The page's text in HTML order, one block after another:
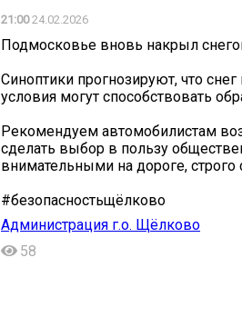
21:0024.02.2026
Подмосковье вновь накрыл
Синоптики прогнозируют, что
условия могут способствовать
Рекомендуем автомобилистам
сделать выбор в пользу
внимательными на дороге,
#безопасностьщёлково
Администрация г.о. Щёлково
58